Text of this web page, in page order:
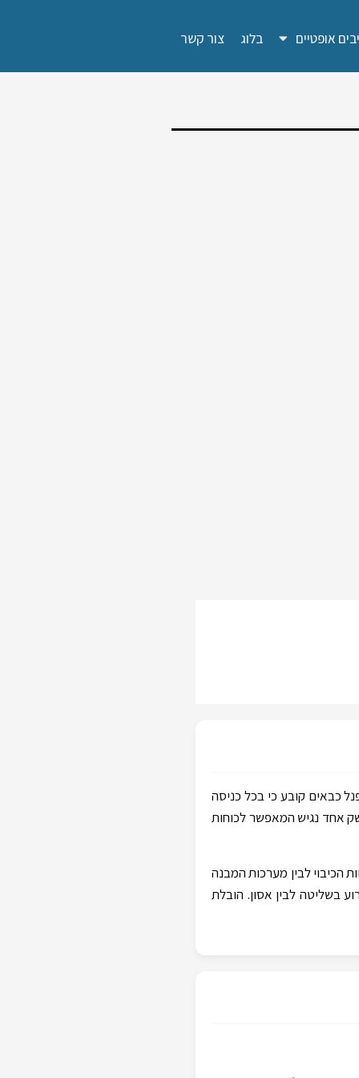
אופטיים בלוג צור קשר
כבאים קובע כי בכל כניסה
אחד נגיש המאפשר לכוחות
הכיבוי לבין מערכות המבנה
בשליטה לבין אסון. הובלת